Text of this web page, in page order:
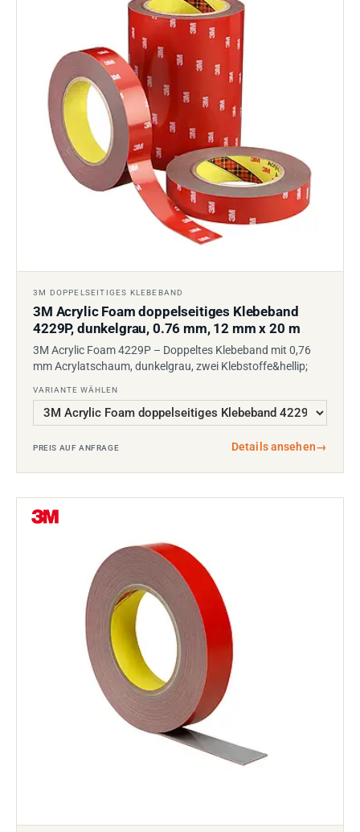
3M DOPPELSEITIGES KLEBEBAND
3M Acrylic Foam doppelseitiges Klebeband
4229P, dunkelgrau, 0.76 mm, 12 mm x 20 m
3M Acrylic Foam 4229P – Doppeltes Klebeband mit 0,76
mm Acrylatschaum, dunkelgrau, zwei Klebstoffe&hellip;
VARIANTE WÄHLEN
PREIS AUF ANFRAGE Details ansehen→